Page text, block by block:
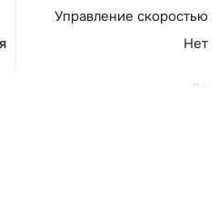
Управление скоростью
Нет
Да